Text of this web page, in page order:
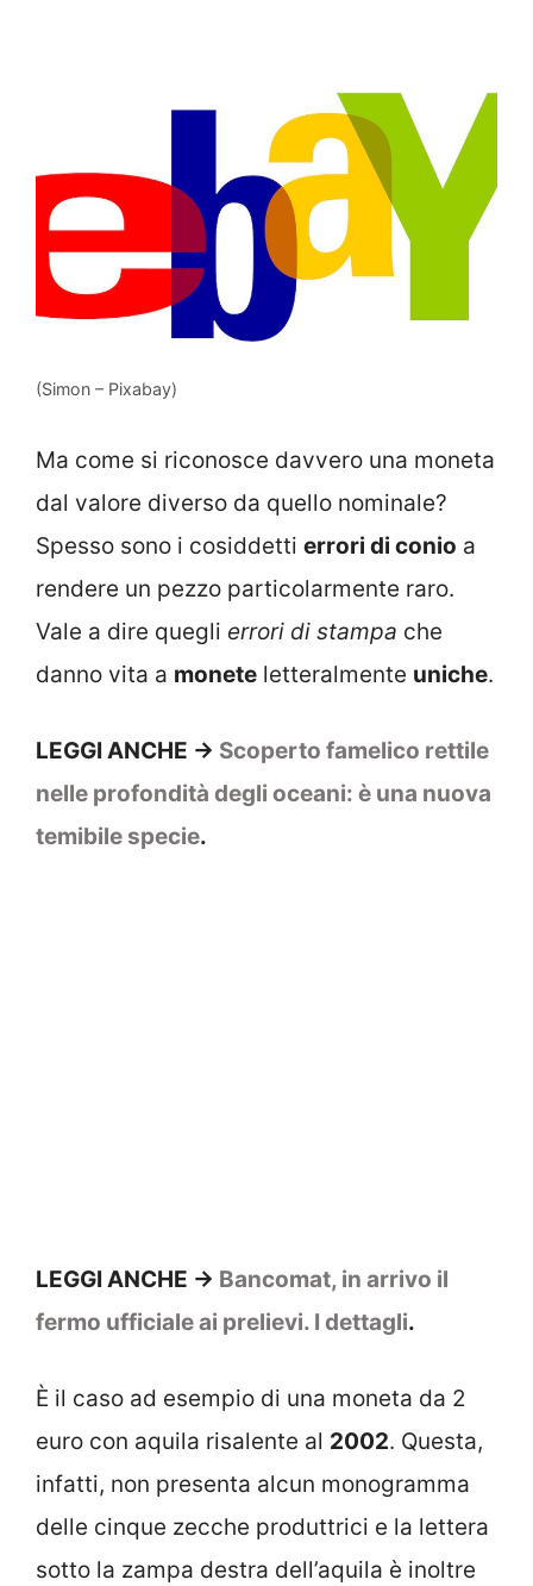
(Simon – Pixabay)
Ma come si riconosce davvero una moneta
dal valore diverso da quello nominale?
Spesso sono i cosiddetti errori di conio a
rendere un pezzo particolarmente raro.
Vale a dire quegli errori di stampa che
danno vita a monete letteralmente uniche.
LEGGI ANCHE -> Scoperto famelico rettile
nelle profondità degli oceani: è una nuova
temibile specie.
LEGGI ANCHE -> Bancomat, in arrivo il
fermo ufficiale ai prelievi. I dettagli.
È il caso ad esempio di una moneta da 2
euro con aquila risalente al 2002. Questa,
infatti, non presenta alcun monogramma
delle cinque zecche produttrici e la lettera
sotto la zampa destra dell’aquila è inoltre